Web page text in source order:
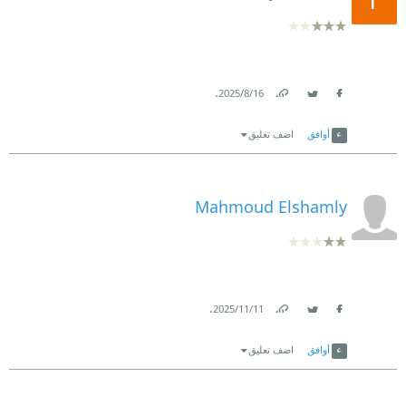
16‏/8‏/2025
.
أوافق اضف تعليق
Mahmoud Elshamly
11‏/11‏/2025
.
أوافق اضف تعليق